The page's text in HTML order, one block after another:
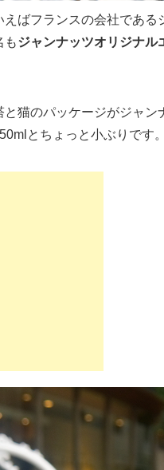
えばフランスの会社であ
もジャンナッツオリジナル
と猫のパッケージがジャ
とちょっと小ぶりです。